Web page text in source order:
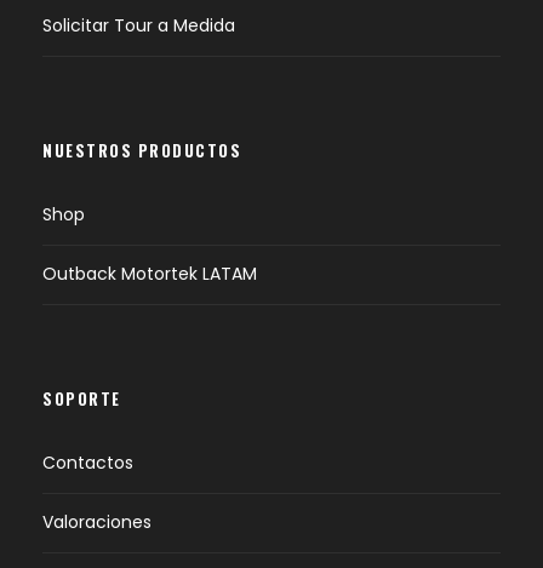
Solicitar Tour a Medida
NUESTROS PRODUCTOS
Shop
Outback Motortek LATAM
SOPORTE
Contactos
Valoraciones